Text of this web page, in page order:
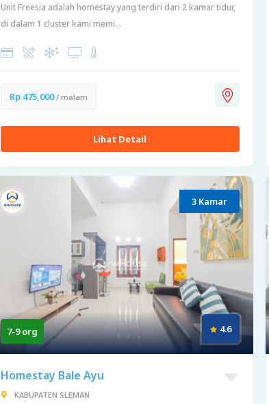
Unit Freesia adalah homestay yang terdiri dari 2 kamar tidur,
di dalam 1 cluster kami memi...
Rp 475,000/ malam
Lihat Detail
3 Kamar
7-9 org 4.6
Homestay Bale Ayu
KABUPATEN SLEMAN